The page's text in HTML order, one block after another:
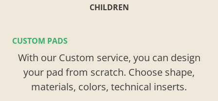
CHILDREN
CUSTOM PADS
With our Custom service, you can design
your pad from scratch. Choose shape,
materials, colors, technical inserts.